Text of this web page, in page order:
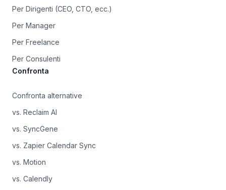
Per Dirigenti (CEO, CTO, ecc.)
Per Manager
Per Freelance
Per Consulenti
Confronta
Confronta alternative
vs. Reclaim AI
vs. SyncGene
vs. Zapier Calendar Sync
vs. Motion
vs. Calendly